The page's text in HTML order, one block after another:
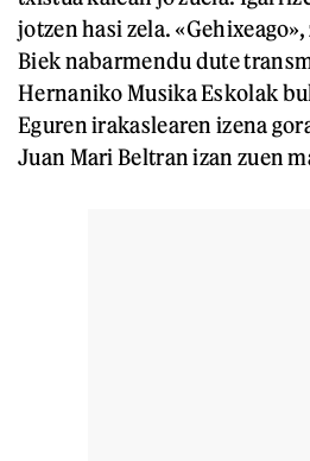
jotzen hasi zela.
Biek nabarmendu dute
Hernaniko Musika Eskolak
Eguren irakaslearen izena
Juan Mari Beltran izan zuen